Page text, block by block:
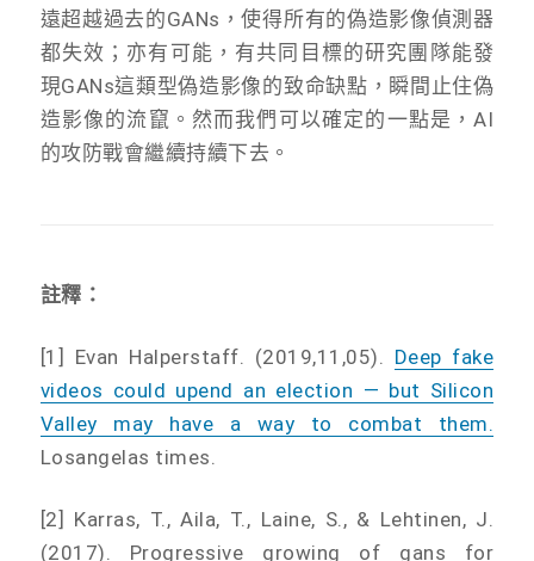
遠超越過去的GANs，使得所有的偽造影像偵測器
都失效；亦有可能，有共同目標的研究團隊能發
現GANs這類型偽造影像的致命缺點，瞬間止住偽
造影像的流竄。然而我們可以確定的一點是，AI
的攻防戰會繼續持續下去。
註釋：
[1] Evan Halperstaff. (2019,11,05). Deep fake
videos could upend an election — but Silicon
Valley may have a way to combat them.
Losangelas times.
[2] Karras, T., Aila, T., Laine, S., & Lehtinen, J.
(2017). Progressive growing of gans for